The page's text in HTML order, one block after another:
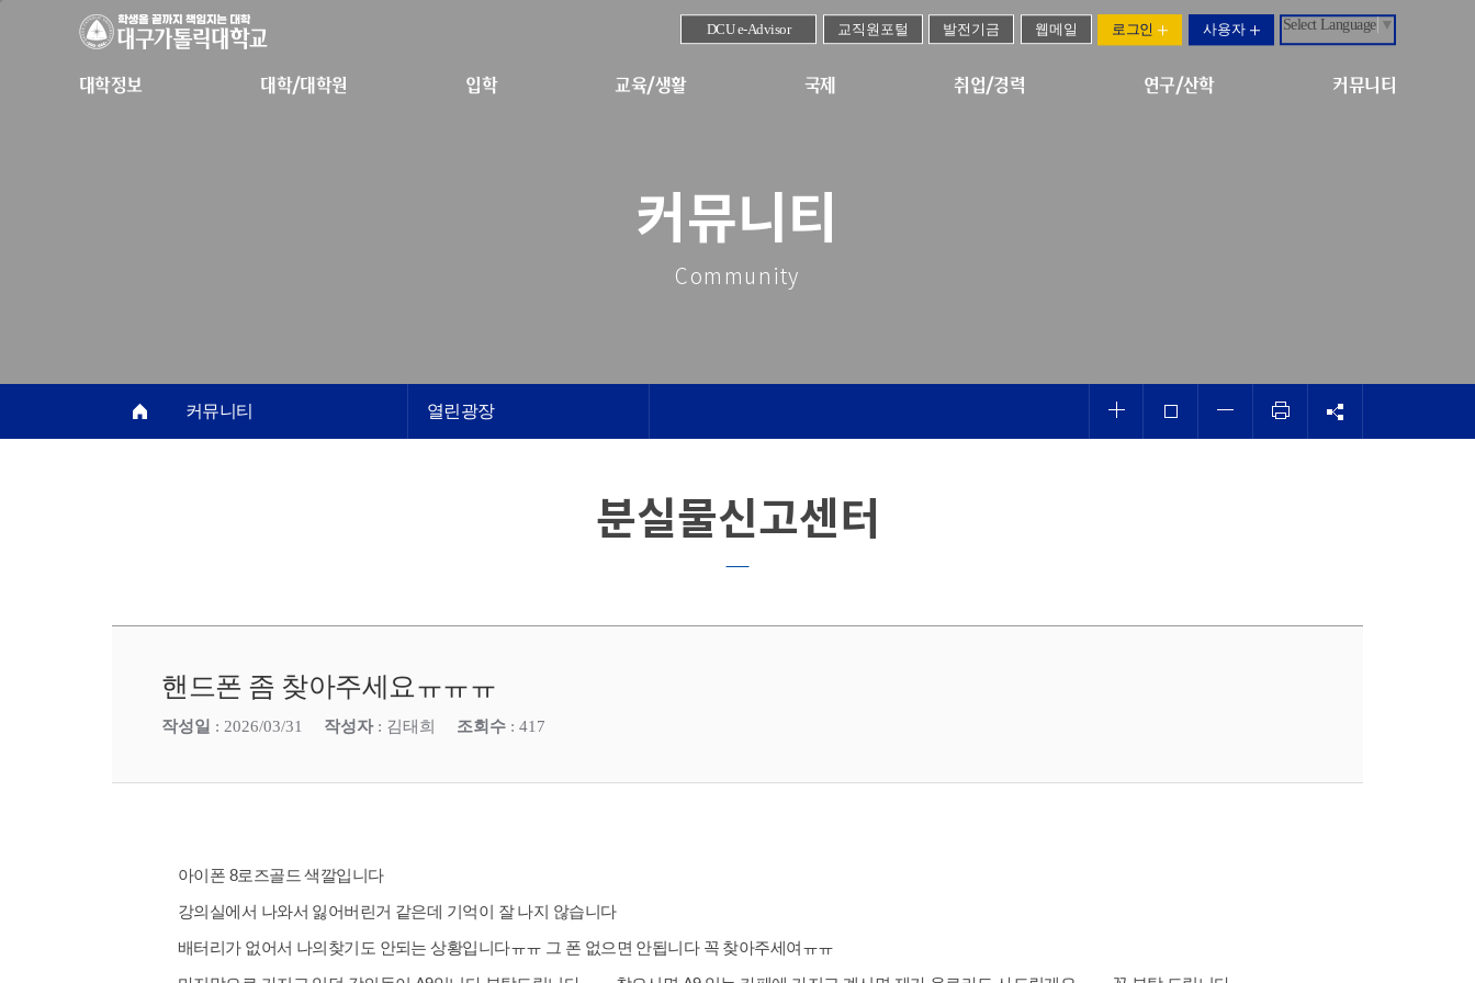
DCU e-Advisor 교직원포털 발전기금 웹메일 로그인 사용자 Select Language ▼
대학정보 대학/대학원 입학 교육/생활 국제 취업/경력 연구/산학 커뮤니티
커뮤니티
Community
커뮤니티 열린광장
분실물신고센터
핸드폰 좀 찾아주세요ㅠㅠㅠ
작성일 : 2026/03/31 작성자: 김태희 조회수 : 417
아이폰 8로즈골드 색깔입니다
강의실에서 나와서 잃어버린거 같은데 기억이 잘 나지 않습니다
배터리가 없어서 나의찾기도 안되는 상황입니다ㅠㅠ 그 폰 없으면 안됩니다 꼭 찾아주세여ㅠㅠ